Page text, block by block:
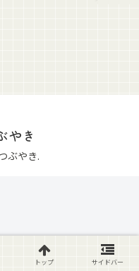
やき
ぶやき.
トップ サイドバー